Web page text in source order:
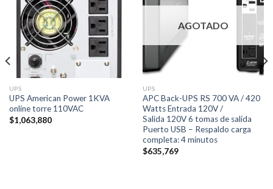
UPS
UPS American Power 1KVA
online torre 110VAC
$1,063,880
AGOTADO
UPS
APC Back-UPS RS 700 VA / 420
Watts Entrada 120V /
Salida 120V 6 tomas de salida
Puerto USB – Respaldo carga
completa: 4 minutos
$635,769